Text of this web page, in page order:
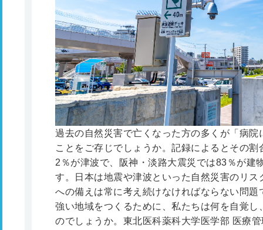
過去の自然災害で亡くなった方の多くが「病
ことをご存じでしょうか。記録によるとその
2％が津波で、阪神・淡路大震災では83％が建
す。日本は地震や津波といった自然災害のリ
への備えは常に考え続けなければならない問
強い地域をつくるために、私たちは何を自覚
のでしょうか。東北医科薬科大学医学部 医療